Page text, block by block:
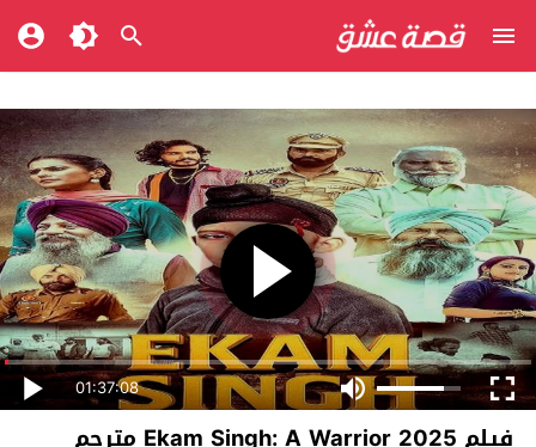
01:37:08
فيلم Ekam Singh: A Warrior 2025 مترجم